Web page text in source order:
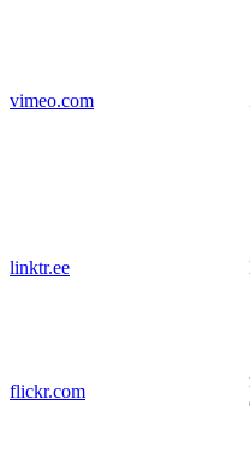
vimeo.com
linktr.ee
flickr.com